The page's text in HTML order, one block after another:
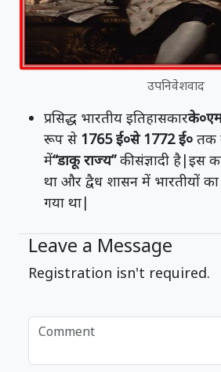
उपनिवेशवाद
प्रसिद्ध भारतीय इतिहासकार
रूप से 1765 ई०से 1772 ई० तक
में“डाकू राज्य”की संज्ञादी है|इस
था और द्वैध शासन में भारतीयों
गया था|
Leave a Message
Registration isn't required.